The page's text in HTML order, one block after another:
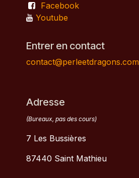
Facebook
Youtube
Entrer en contact
contact@perleetdragons.com
Adresse
(Bureaux, pas des cours)
7 Les Bussières
87440 Saint Mathieu